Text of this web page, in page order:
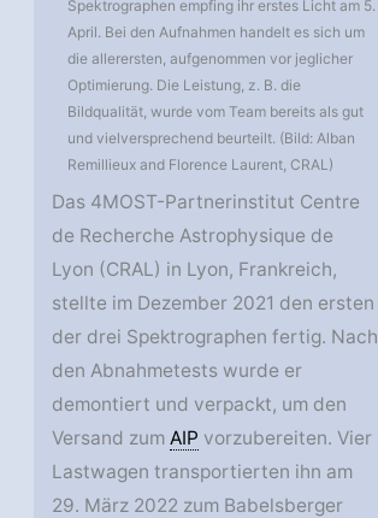
Spektrographen empfing ihr erstes Licht am 5.
April. Bei den Aufnahmen handelt es sich um
die allerersten, aufgenommen vor jeglicher
Optimierung. Die Leistung, z. B. die
Bildqualität, wurde vom Team bereits als gut
und vielversprechend beurteilt. (Bild: Alban
Remillieux and Florence Laurent, CRAL)
Das 4MOST-Partnerinstitut Centre
de Recherche Astrophysique de
Lyon (CRAL) in Lyon, Frankreich,
stellte im Dezember 2021 den ersten
der drei Spektrographen fertig. Nach
den Abnahmetests wurde er
demontiert und verpackt, um den
Versand zumAIP vorzubereiten. Vier
Lastwagen transportierten ihn am
29. März 2022 zum Babelsberger